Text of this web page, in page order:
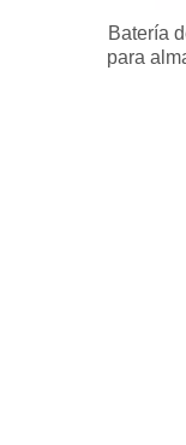
Batería
para